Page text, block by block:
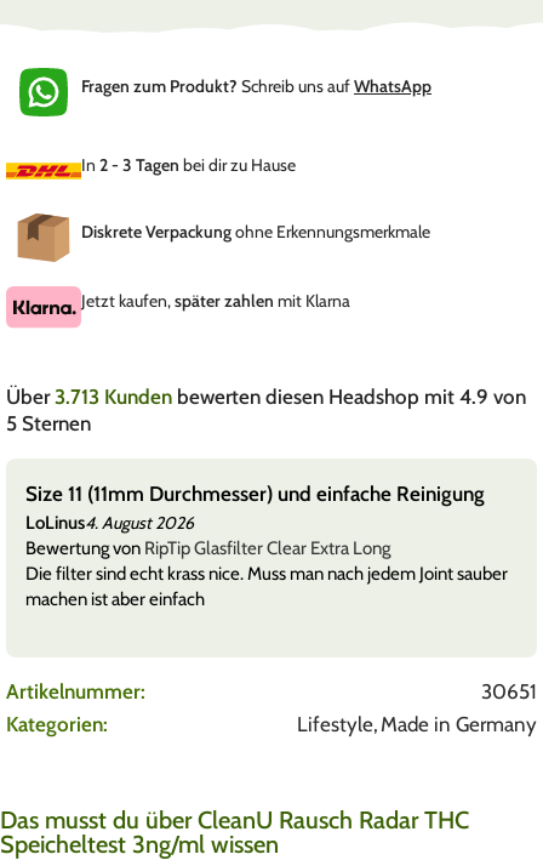
Fragen zum Produkt? Schreib uns aufWhatsApp
In 2 - 3 Tagen bei dir zu Hause
Diskrete Verpackungohne Erkennungsmerkmale
Jetzt kaufen,später zahlen mit Klarna
Über3.713 Kunden bewerten diesen Headshop mit 4.9 von
5 Sternen
Size 11 (11mm Durchmesser) und einfache Reinigung
LoLinus4. August 2026
Bewertung von RipTip Glasfilter Clear Extra Long
Die filter sind echt krass nice. Muss man nach jedem Joint sauber
machen ist aber einfach
Artikelnummer:
30651
Kategorien:
Lifestyle, Made in Germany
Das musst du über CleanU Rausch Radar THC
Speicheltest 3ng/ml wissen